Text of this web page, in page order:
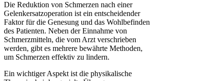
Die Reduktion von Schmerzen nach einer
Gelenkersatzoperation ist ein entscheidender
Faktor für die Genesung und das Wohlbefinden
des Patienten. Neben der Einnahme von
Schmerzmitteln, die vom Arzt verschrieben
werden, gibt es mehrere bewährte Methoden,
um Schmerzen effektiv zu lindern.
Ein wichtiger Aspekt ist die physikalische